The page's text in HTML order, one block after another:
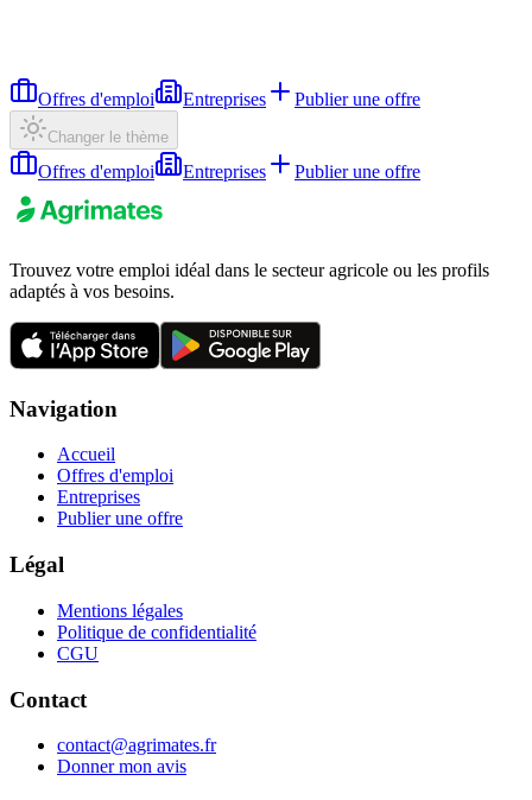
Offres d'emploi Entreprises Publier une offre
Changer le thème
Offres d'emploi Entreprises Publier une offre
Trouvez votre emploi idéal dans le secteur agricole ou les profils
adaptés à vos besoins.
Navigation
Accueil
Offres d'emploi
Entreprises
Publier une offre
Légal
Mentions légales
Politique de confidentialité
CGU
Contact
contact@agrimates.fr
Donner mon avis